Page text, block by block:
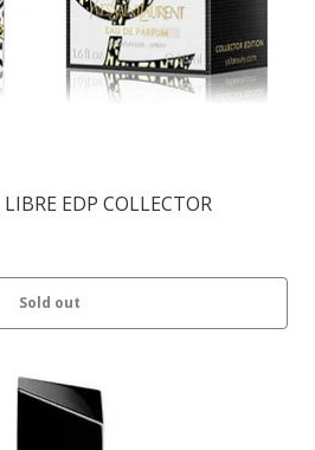
EDP COLLECTOR
Sold out